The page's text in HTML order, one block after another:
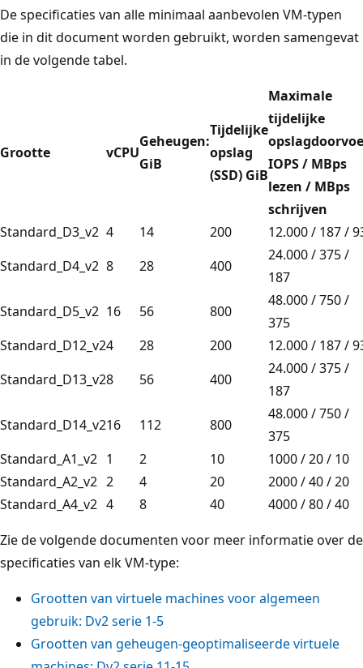
De specificaties van alle minimaal aanbevolen VM-typen
die in dit document worden gebruikt, worden samengevat
in de volgende tabel.
Grootte vCPU
Geheugen:
GiB
Tijdelijke
opslag
(SSD) GiB
Maximale
tijdelijke
IOPS / MBps
lezen / MBps
schrijven
Standard_D3_v2 4 14 200
12.000 / 187 /
Standard_D4_v2 8 28 400
24.000 / 375 /
187
Standard_D5_v2 16 56 800
48.000 / 750 /
375
Standard_D12_v24 28 200
12.000 / 187 /
Standard_D13_v28 56 400
24.000 / 375 /
187
Standard_D14_v216 112 800
48.000 / 750 /
375
Standard_A1_v2 1 2 10
1000 / 20 / 10
Standard_A2_v2 2 4 20
2000 / 40 / 20
Standard_A4_v2 4 8 40
4000 / 80 / 40
Zie de volgende documenten voor meer informatie over de
specificaties van elk VM-type:
Grootten van virtuele machines voor algemeen
gebruik: Dv2serie 1-5
Grootten van geheugen-geoptimaliseerde virtuele